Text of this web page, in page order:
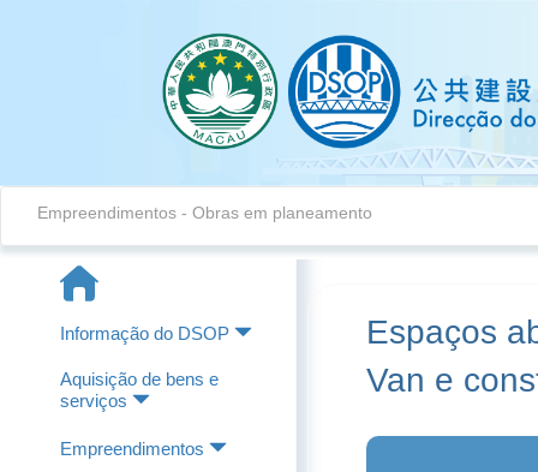
Empreendimentos - Obras em planeamento
Informação do DSOP
Aquisição de bens e
serviços
Empreendimentos
Espaços
Van e